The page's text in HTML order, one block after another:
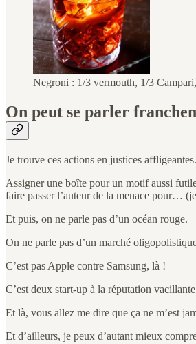
Negroni : 1/3 vermouth, 1/3
On peut se parler
Je trouve ces actions en justices affligeantes.
Assigner une boîte pour un motif aussi
faire passer l’auteur de la menace pour…
Et puis, on ne parle pas d’un océan rouge.
On ne parle pas d’un marché
C’est pas Apple contre Samsung, là !
C’est deux start-up à la réputation
Et là, vous allez me dire que ça ne m’est
Et d’ailleurs, je peux d’autant mieux